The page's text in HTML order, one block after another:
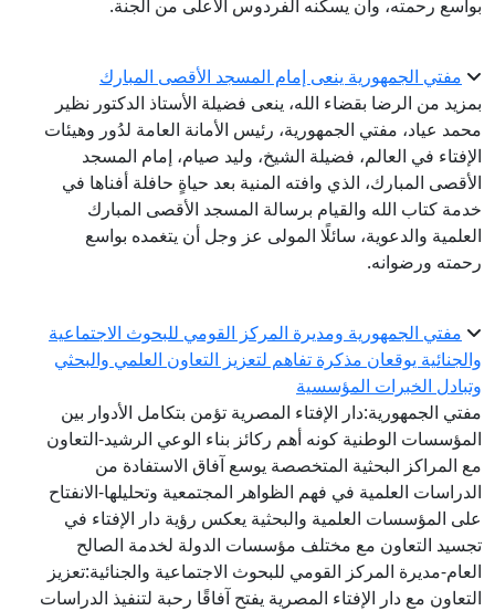
بواسع رحمته، وأن يسكنه الفردوس الأعلى من الجنة.
مفتي الجمهورية ينعى إمام المسجد الأقصى المبارك
بمزيد من الرضا بقضاء الله، ينعى فضيلة الأستاذ الدكتور نظير
محمد عياد، مفتي الجمهورية، رئيس الأمانة العامة لدُور وهيئات
الإفتاء في العالم، فضيلة الشيخ، وليد صيام، إمام المسجد
الأقصى المبارك، الذي وافته المنية بعد حياةٍ حافلة أفناها في
خدمة كتاب الله والقيام برسالة المسجد الأقصى المبارك
العلمية والدعوية، سائلًا المولى عز وجل أن يتغمده بواسع
رحمته ورضوانه.
مفتي الجمهورية ومديرة المركز القومي للبحوث الاجتماعية
والجنائية يوقعان مذكرة تفاهم لتعزيز التعاون العلمي والبحثي
وتبادل الخبرات المؤسسية
مفتي الجمهورية:دار الإفتاء المصرية تؤمن بتكامل الأدوار بين
المؤسسات الوطنية كونه أهم ركائز بناء الوعي الرشيد-التعاون
مع المراكز البحثية المتخصصة يوسع آفاق الاستفادة من
الدراسات العلمية في فهم الظواهر المجتمعية وتحليلها-الانفتاح
على المؤسسات العلمية والبحثية يعكس رؤية دار الإفتاء في
تجسيد التعاون مع مختلف مؤسسات الدولة لخدمة الصالح
العام-مديرة المركز القومي للبحوث الاجتماعية والجنائية:تعزيز
التعاون مع دار الإفتاء المصرية يفتح آفاقًا رحبة لتنفيذ الدراسات